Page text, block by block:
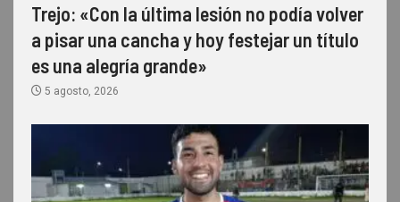
Trejo: «Con la última lesión no podía volver
a pisar una cancha y hoy festejar un título
es una alegría grande»
5 agosto, 2026